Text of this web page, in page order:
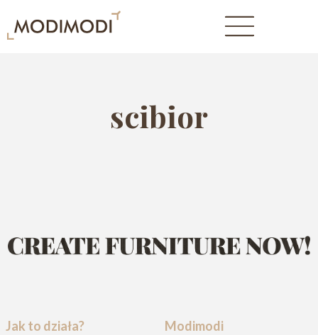
scibior
Jak to działa? Modimodi